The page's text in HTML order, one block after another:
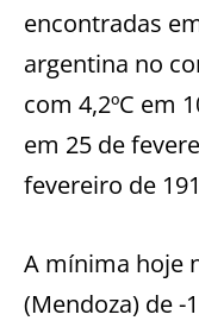
encontradas
argentina no
com 4,2ºC em
em 25 de
fevereiro de
A mínima hoje
(Mendoza) de -